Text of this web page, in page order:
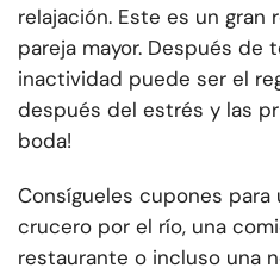
relajación. Este es un gran
pareja mayor. Después de
inactividad puede ser el
después del estrés y las
boda!
Consígueles cupones
crucero por el río, una
restaurante o incluso una